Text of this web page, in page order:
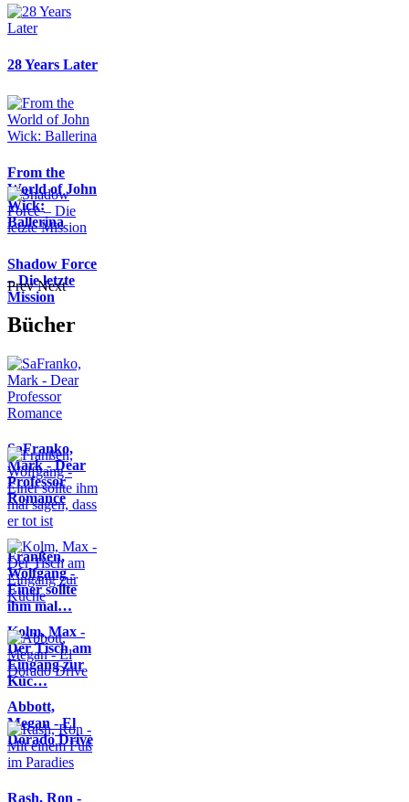
28 Years Later
From the
World of John
Wick:
Ballerina
Shadow Force
– Die letzte
Mission
Prev Next
Bücher
SaFranko,
Mark - Dear
Professor
Romance
Franßen,
Wolfgang -
Einer sollte
ihm mal…
Kolm, Max -
Der Tisch am
Eingang zur
Küc…
Abbott,
Megan - El
Dorado Drive
Rash, Ron -